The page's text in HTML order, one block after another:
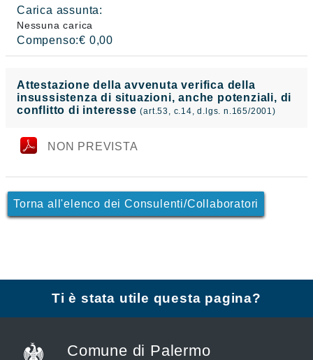
Carica assunta:
Nessuna carica
Compenso:€ 0,00
Attestazione della avvenuta verifica della
insussistenza di situazioni, anche potenziali, di
conflitto di interesse(art.53, c.14, d.lgs. n.165/2001)
NON PREVISTA
Torna all'elenco dei Consulenti/Collaboratori
Ti è stata utile questa pagina?
Comune di Palermo